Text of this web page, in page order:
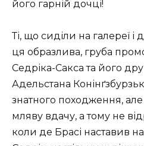
його гарній дочці!
Ті, що сиділи на галереї і
ця образлива, груба
Седріка-Сакса та його
Адельстана
знатного походження,
мляву вдачу, а тому не
коли де Брасі наставив